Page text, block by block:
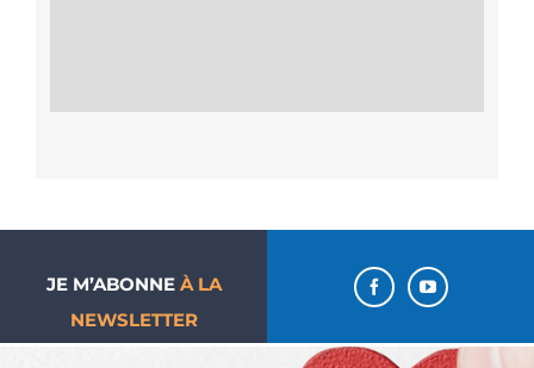
JE M’ABONNE À LA
NEWSLETTER